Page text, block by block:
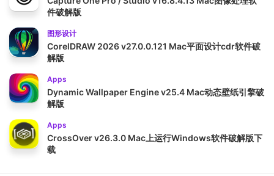
件破解版
图形设计
CorelDRAW 2026 v27.0.0.121 Mac平面设计cdr软件破
解版
Apps
Dynamic Wallpaper Engine v25.4 Mac动态壁纸引擎破
解版
Apps
CrossOver v26.3.0 Mac上运行Windows软件破解版下
载